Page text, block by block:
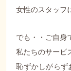
女性のスタッフ
でも・・ご自身
私たちのサービ
恥ずかしがらず